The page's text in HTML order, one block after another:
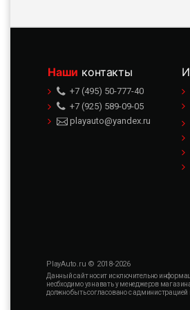
Наши контакты
+7 (495) 50-777-40
+7 (925) 589-09-05
playauto@yandex.ru
PlayAuto.ru © 2018-2026
Данный сайт носит исключительно
необходимо узнавать у менеджеров
должно быть согласовано с администрацией